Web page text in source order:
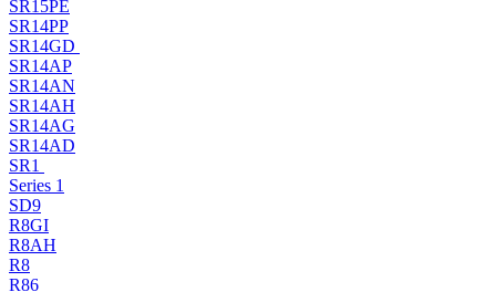
SR15PE
SR14PP
SR14GD
SR14AP
SR14AN
SR14AH
SR14AG
SR14AD
SR1
Series 1
SD9
R8GI
R8AH
R8
R86